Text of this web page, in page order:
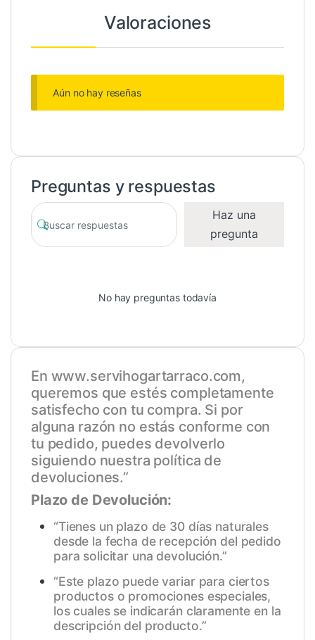
Valoraciones
Aún no hay reseñas
Preguntas y respuestas
Haz una
pregunta
No hay preguntas todavía
En www.servihogartarraco.com,
queremos que estés completamente
satisfecho con tu compra. Si por
alguna razón no estás conforme con
tu pedido, puedes devolverlo
siguiendo nuestra política de
devoluciones.”
Plazo de Devolución:
“Tienes un plazo de 30 días naturales
desde la fecha de recepción del pedido
para solicitar una devolución.”
“Este plazo puede variar para ciertos
productos o promociones especiales,
los cuales se indicarán claramente en la
descripción del producto.”